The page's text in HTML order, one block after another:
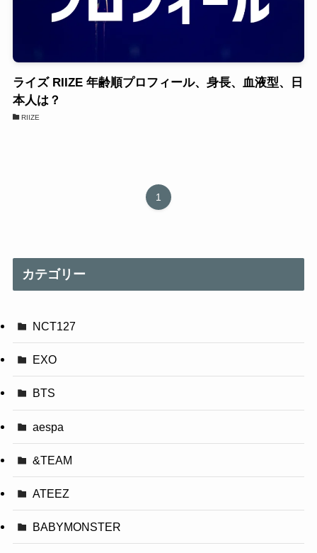
ライズ RIIZE 年齢順プロフィール、身長、血液型、日
本人は？
RIIZE
1
カテゴリー
NCT127
EXO
BTS
aespa
&TEAM
ATEEZ
BABYMONSTER